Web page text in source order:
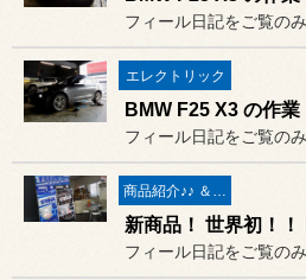
エレクトリック
商品紹介♪♪ ＆ ”フィール”からのお知らせ。